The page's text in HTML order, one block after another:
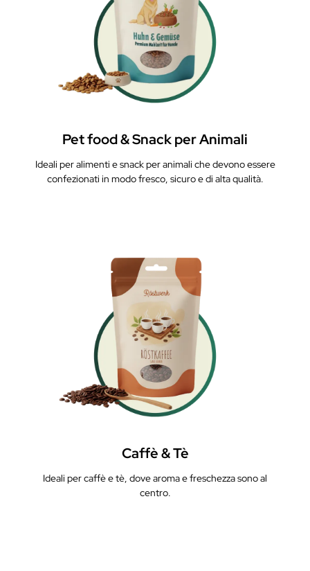
Pet food & Snack per Animali
Ideali per alimenti e snack per animali che devono essere
confezionati in modo fresco, sicuro e di alta qualità.
Caffè & Tè
Ideali per caffè e tè, dove aroma e freschezza sono al
centro.